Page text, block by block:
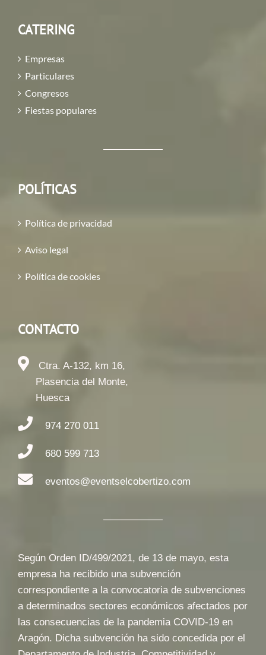
CATERING
Empresas
Particulares
Congresos
Fiestas populares
POLÍTICAS
Política de privacidad
Aviso legal
Política de cookies
CONTACTO
Ctra. A-132, km 16,
Plasencia del Monte,
Huesca
974 270 011
680 599 713
eventos@eventselcobertizo.com
Según Orden ID/499/2021, de 13 de mayo, esta
empresa ha recibido una subvención
correspondiente a la convocatoria de subvenciones
a determinados sectores económicos afectados por
las consecuencias de la pandemia COVID-19 en
Aragón. Dicha subvención ha sido concedida por el